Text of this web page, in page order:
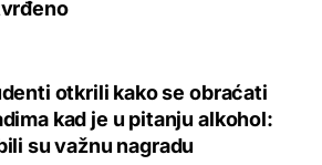
otkrili kako se obraćati
kad je u pitanju alkohol:
su važnu nagradu